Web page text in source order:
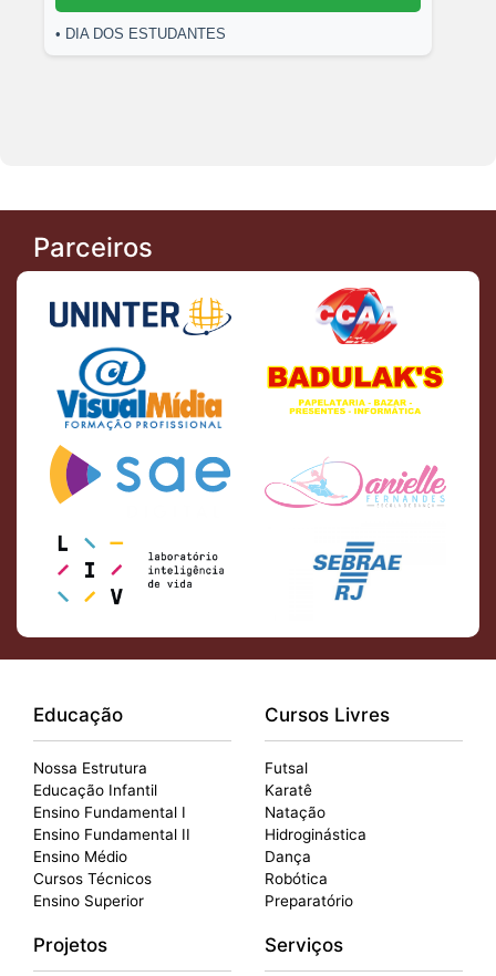
• DIA DOS ESTUDANTES
Parceiros
Educação
Nossa Estrutura
Educação Infantil
Ensino Fundamental I
Ensino Fundamental II
Ensino Médio
Cursos Técnicos
Ensino Superior
Cursos Livres
Futsal
Karatê
Natação
Hidroginástica
Dança
Robótica
Preparatório
Projetos Serviços